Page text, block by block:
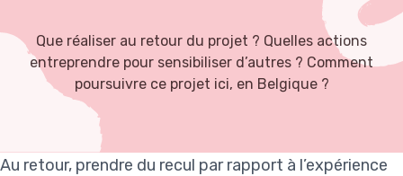
Que réaliser au retour du projet ? Quelles actions
entreprendre pour sensibiliser d’autres ? Comment
poursuivre ce projet ici, en Belgique ?
Au retour, prendre du recul par rapport à l’expérience